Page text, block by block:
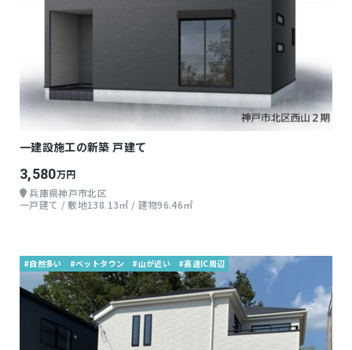
一建設施工の新築 戸建て
3,580万円
兵庫県神戸市北区
一戸建て / 敷地138.13㎡ / 建物96.46㎡
#自然多い #ベットタウン #山が近い #高速IC周辺